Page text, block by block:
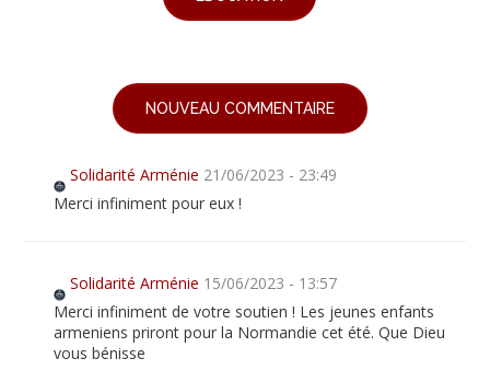
NOUVEAU COMMENTAIRE
Solidarité Arménie 21/06/2023 - 23:49
Merci infiniment pour eux !
Solidarité Arménie 15/06/2023 - 13:57
Merci infiniment de votre soutien ! Les jeunes enfants
armeniens priront pour la Normandie cet été. Que Dieu
vous bénisse